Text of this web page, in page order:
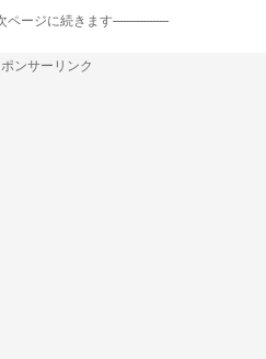
ページに続きます-----------------
ンサーリンク